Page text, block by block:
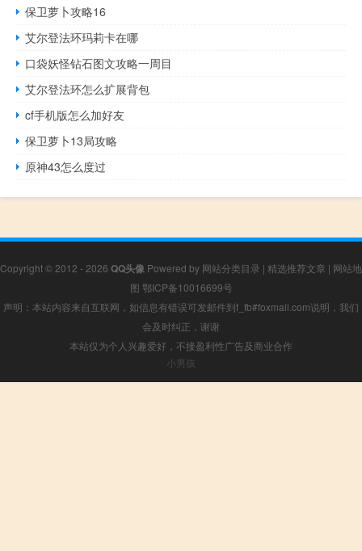
保卫萝卜攻略16
艾尔登法环玛莉卡在哪
口袋妖怪钻石图文攻略一周目
艾尔登法环怎么扩展背包
cf手机版怎么加好友
保卫萝卜13局攻略
原神43怎么度过
Copyright © 2012 - 2026 QQ头像 Powered by 网站分类目录 | 精选推荐文章 | 网站地
图 鄂ICP备10016699号
声明：本站内容来自互联网，如信息有错误可发邮件到f_fb#foxmail.com说明，我们
会及时纠正，谢谢
本站仅为个人兴趣爱好，不接盈利性广告及商业合作
小男孩